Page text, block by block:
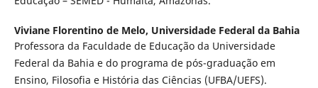
Viviane Florentino de Melo, Universidade Federal da Bahia
Professora da Faculdade de Educação da Universidade
Federal da Bahia e do programa de pós-graduação em
Ensino, Filosofia e História das Ciências (UFBA/UEFS).